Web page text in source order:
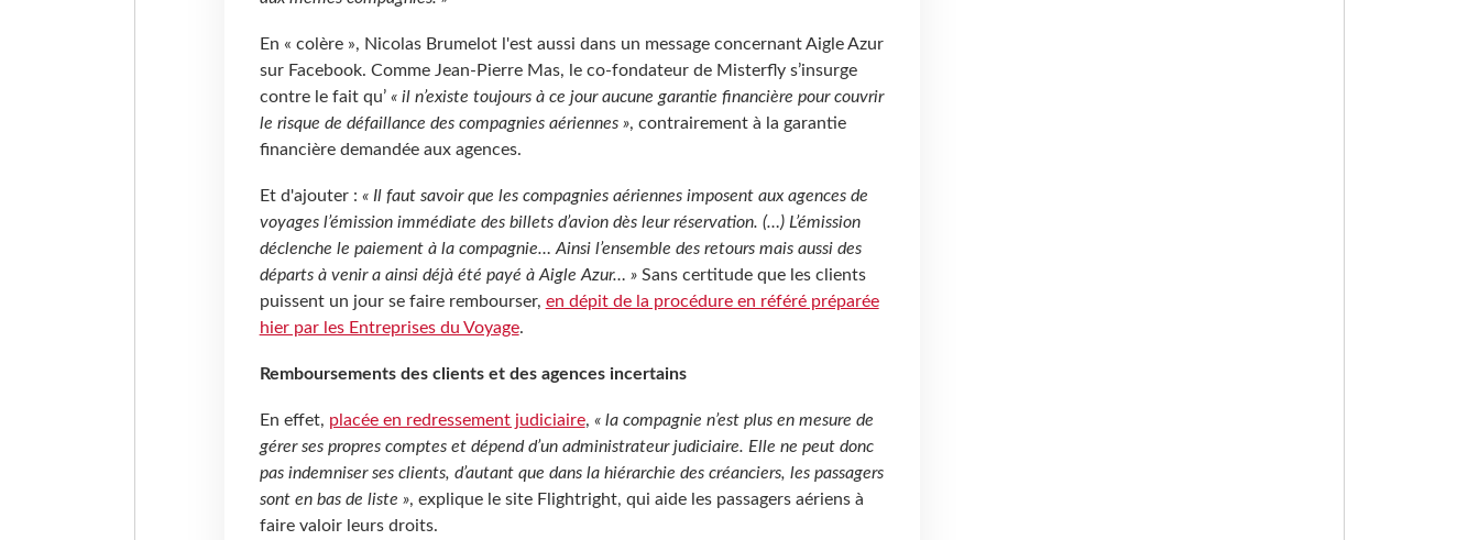
En « colère », Nicolas Brumelot l'est aussi dans un message concernant Aigle Azur
sur Facebook. Comme Jean-Pierre Mas, le co-fondateur de Misterfly s’insurge
contre le fait qu’ « il n’existe toujours à ce jour aucune garantie financière pour couvrir
le risque de défaillance des compagnies aériennes », contrairement à la garantie
financière demandée aux agences.
Et d'ajouter : « Il faut savoir que les compagnies aériennes imposent aux agences de
voyages l’émission immédiate des billets d’avion dès leur réservation. (…) L’émission
déclenche le paiement à la compagnie… Ainsi l’ensemble des retours mais aussi des
départs à venir a ainsi déjà été payé à Aigle Azur… » Sans certitude que les clients
puissent un jour se faire rembourser, en dépit de la procédure en référé préparée
hier par les Entreprises du Voyage.
Remboursements des clients et des agences incertains
En effet, placée en redressement judiciaire, « la compagnie n’est plus en mesure de
gérer ses propres comptes et dépend d’un administrateur judiciaire. Elle ne peut donc
pas indemniser ses clients, d’autant que dans la hiérarchie des créanciers, les passagers
sont en bas de liste », explique le site Flightright, qui aide les passagers aériens à
faire valoir leurs droits.